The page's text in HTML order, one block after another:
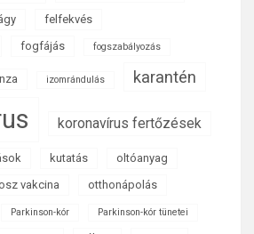
felfekvés
fogfájás fogszabályozás
izomrándulás karantén
koronavírus fertőzések
kutatás
oltóanyag
vakcina
otthonápolás
Parkinson-kór Parkinson-kór tünetei